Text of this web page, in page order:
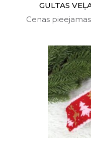
GULTAS
Cenas